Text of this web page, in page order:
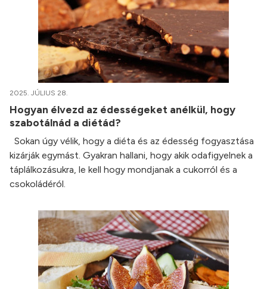
2025. JÚLIUS 28.
Hogyan élvezd az édességeket anélkül, hogy
szabotálnád a diétád?
Sokan úgy vélik, hogy a diéta és az édesség fogyasztása
kizárják egymást. Gyakran hallani, hogy akik odafigyelnek a
táplálkozásukra, le kell hogy mondjanak a cukorról és a
csokoládéról.